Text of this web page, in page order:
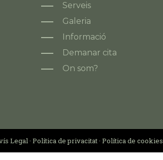
Serveis
Galeria
Informació
Demanar cita
On som?
Legal· Política de privacitat· Política de cookies